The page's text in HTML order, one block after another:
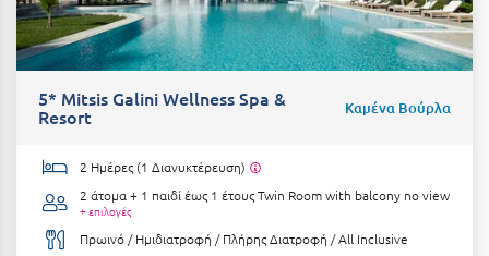
Κατερίνη
Κέα - Τζιά
Κερατέα
Κέρκυρα
Κεφαλονιά
Κοζάνη
5* Mitsis Galini Wellness Spa &
Resort Καμένα Βούρλα
2 Ημέρες (1 Διανυκτέρευση)
2 άτομα + 1 παιδί έως 1 έτουςTwin Room with balcony no view
+ επιλογές
Πρωινό / Ημιδιατροφή / Πλήρης Διατροφή / All Inclusive